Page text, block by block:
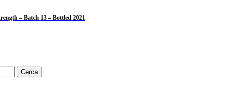
– Batch 13 – Bottled 2021